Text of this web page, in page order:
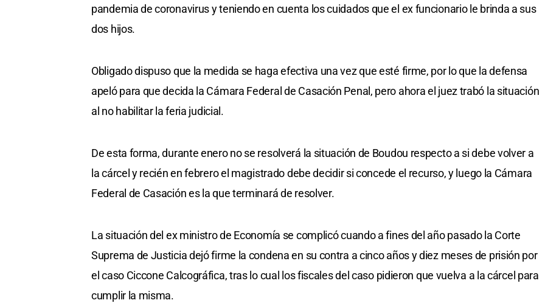
pandemia de coronavirus y teniendo en cuenta los cuidados que el ex funcionario le brinda a sus
dos hijos.
Obligado dispuso que la medida se haga efectiva una vez que esté firme, por lo que la defensa
apeló para que decida la Cámara Federal de Casación Penal, pero ahora el juez trabó la situación
al no habilitar la feria judicial.
De esta forma, durante enero no se resolverá la situación de Boudou respecto a si debe volver a
la cárcel y recién en febrero el magistrado debe decidir si concede el recurso, y luego la Cámara
Federal de Casación es la que terminará de resolver.
La situación del ex ministro de Economía se complicó cuando a fines del año pasado la Corte
Suprema de Justicia dejó firme la condena en su contra a cinco años y diez meses de prisión por
el caso Ciccone Calcográfica, tras lo cual los fiscales del caso pidieron que vuelva a la cárcel para
cumplir la misma.